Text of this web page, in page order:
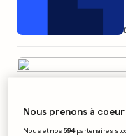
0
Nous prenons à
Nous et nos594partenaires